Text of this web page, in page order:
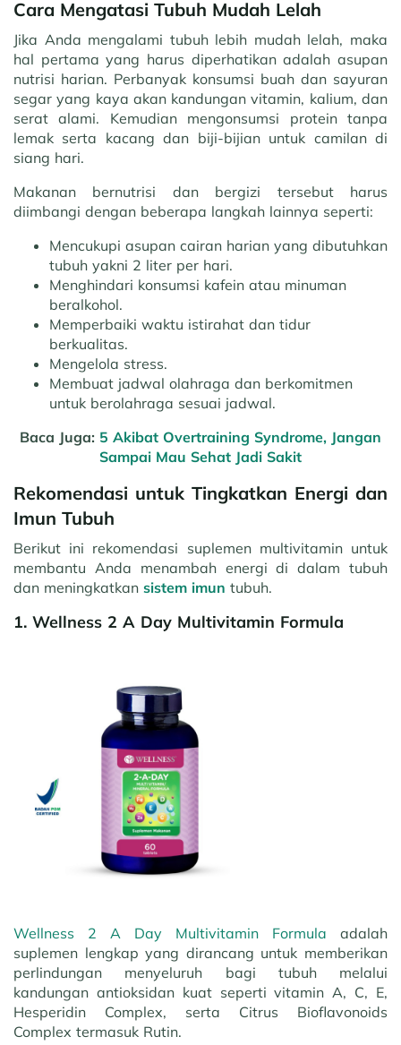
Cara Mengatasi Tubuh Mudah Lelah
Jika Anda mengalami tubuh lebih mudah lelah, maka
hal pertama yang harus diperhatikan adalah asupan
nutrisi harian. Perbanyak konsumsi buah dan sayuran
segar yang kaya akan kandungan vitamin, kalium, dan
serat alami. Kemudian mengonsumsi protein tanpa
lemak serta kacang dan biji-bijian untuk camilan di
siang hari.
Makanan bernutrisi dan bergizi tersebut harus
diimbangi dengan beberapa langkah lainnya seperti:
Mencukupi asupan cairan harian yang dibutuhkan
tubuh yakni 2 liter per hari.
Menghindari konsumsi kafein atau minuman
beralkohol.
Memperbaiki waktu istirahat dan tidur
berkualitas.
Mengelola stress.
Membuat jadwal olahraga dan berkomitmen
untuk berolahraga sesuai jadwal.
Baca Juga: 5 Akibat Overtraining Syndrome, Jangan
Sampai Mau Sehat Jadi Sakit
Rekomendasi untuk Tingkatkan Energi dan
Imun Tubuh
Berikut ini rekomendasi suplemen multivitamin untuk
membantu Anda menambah energi di dalam tubuh
dan meningkatkan sistem imun tubuh.
1. Wellness 2 A Day Multivitamin Formula
Wellness 2 A Day Multivitamin Formula adalah
suplemen lengkap yang dirancang untuk memberikan
perlindungan menyeluruh bagi tubuh melalui
kandungan antioksidan kuat seperti vitamin A, C, E,
Hesperidin Complex, serta Citrus Bioflavonoids
Complex termasuk Rutin.